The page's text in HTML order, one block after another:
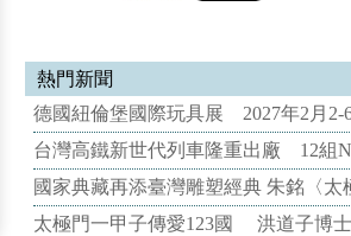
熱門新聞
德國紐倫堡國際玩具展 2027年2月2-
台灣高鐵新世代列車隆重出廠 12組
國家典藏再添臺灣雕塑經典 朱銘〈
太極門一甲子傳愛123國 洪道子博